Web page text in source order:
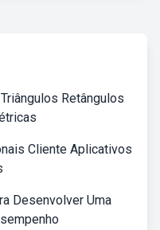
Retângulos
Cliente Aplicativos
Desenvolver Uma